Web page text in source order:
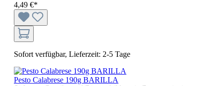
4,49 €*
Sofort verfügbar, Lieferzeit: 2-5 Tage
Pesto Calabrese 190g BARILLA